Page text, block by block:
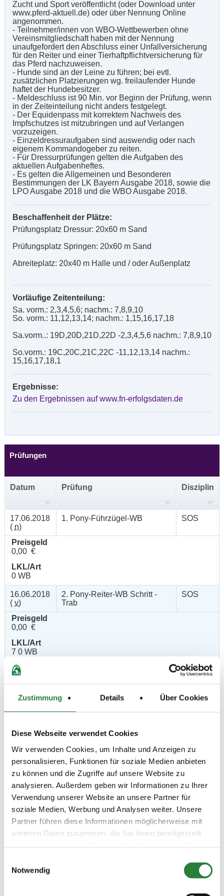
Zustimmung Details Über Cookies
Diese Webseite verwendet Cookies
Wir verwenden Cookies, um Inhalte und Anzeigen zu
personalisieren, Funktionen für soziale Medien anbieten
zu können und die Zugriffe auf unsere Website zu
analysieren. Außerdem geben wir Informationen zu Ihrer
Verwendung unserer Website an unsere Partner für
soziale Medien, Werbung und Analysen weiter. Unsere
Partner führen diese Informationen möglicherweise mit
weiteren Daten zusammen, die Sie ihnen bereitgestellt
Notwendig
Zucht und Sport veröffentlicht (oder Download unter
www.pferd-aktuell.de) oder über Nennung Online
angenommen.
- Teilnehmer/innen von WBO-Wettbewerben ohne
Vereinsmitgliedschaft haben mit der Nennung
unaufgefordert den Abschluss einer Unfallversicherung
für den Reiter und einer Tierhaftpflichtversicherung für
das Pferd nachzuweisen.
- Hunde sind an der Leine zu führen; bei evtl.
zusätzlichen Platzierungen wg. freilaufender Hunde
haftet der Hundebesitzer.
- Meldeschluss ist 90 Min. vor Beginn der Prüfung, wenn
in der Zeiteinteilung nicht anders festgelegt.
- Der Equidenpass mit korrektem Nachweis des
Impfschutzes ist mitzubringen und auf Verlangen
vorzuzeigen.
- Einzeldressuraufgaben sind auswendig oder nach
eigenem Kommandogeber zu reiten.
- Für Dressurprüfungen gelten die Aufgaben des
aktuellen Aufgabenheftes.
- Es gelten die Allgemeinen und Besonderen
Bestimmungen der LK Bayern Ausgabe 2018, sowie die
LPO Ausgabe 2018 und die WBO Ausgabe 2018.
Beschaffenheit der Plätze:
Prüfungsplatz Dressur: 20x60 m Sand
Prüfungsplatz Springen: 20x60 m Sand
Abreiteplatz: 20x40 m Halle und / oder Außenplatz
Vorläufige Zeitenteilung:
Sa. vorm.: 2,3,4,5,6; nachm.: 7,8,9,10
So. vorm.: 11,12,13,14; nachm.: 1,15,16,17,18
Sa.vorm..: 19D,20D,21D,22D -2,3,4,5,6 nachm.: 7,8,9,10
So.vorm.: 19C,20C,21C,22C -11,12,13,14 nachm.:
15,16,17,18,1
Ergebnisse:
Zu den Ergebnissen auf www.fn-erfolgsdaten.de
Prüfungen
Datum Prüfung Disziplin
17.06.2018
( n)
1. Pony-Führzügel-WB SOS
Preisgeld
0,00 €
LKL/Art
0 WB
16.06.2018
( v)
2. Pony-Reiter-WB Schritt -
Trab
SOS
Preisgeld
0,00 €
LKL/Art
7 0 WB
16.06.2018
SOS
Preisgeld
0,00 €
16.06.2018
( v )
4. Dressur-WB (E 1, 2 bis 4
Reiter)
DRE
Preisgeld
LKL/Art
16.06.2018
(v)
5. Dressur-WB (E 3, 2 bis 4
Reiter)
DRE
Preisgeld
LKL/Art